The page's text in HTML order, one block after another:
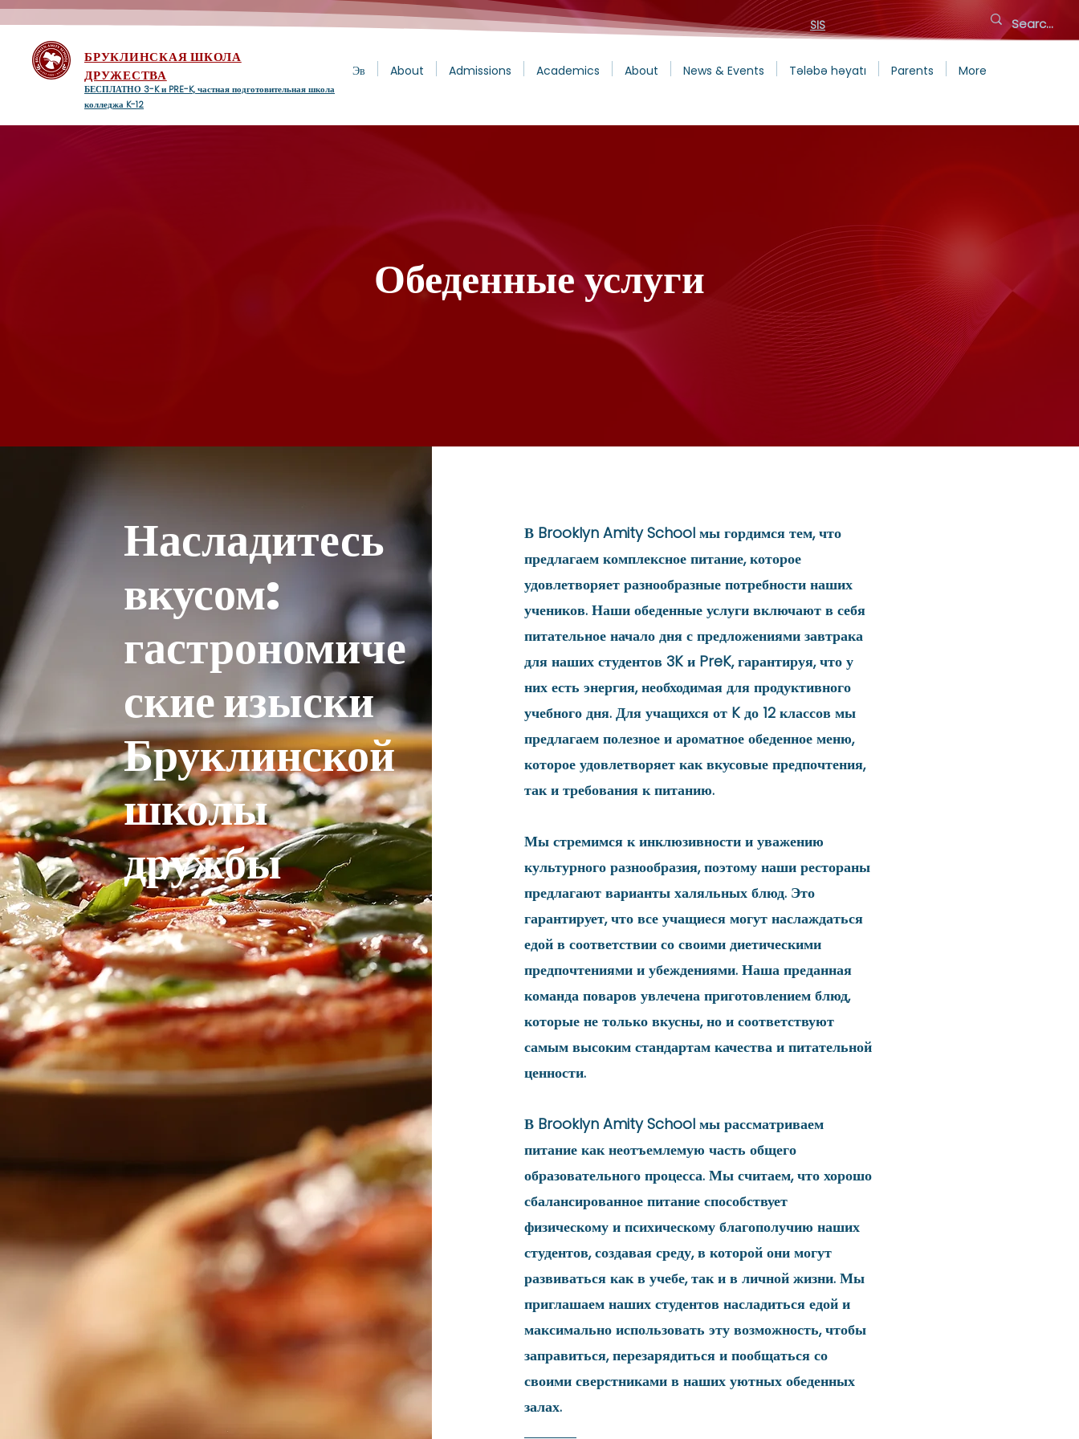
SIS
БРУКЛИНСКАЯ ШКОЛА
ДРУЖЕСТВА
БЕСПЛАТНО 3-K и PRE-K, частная подготовительная школа
колледжа K-12
Эв About Admissions Academics About News & Events Tələbə həyatı Parents More
Обеденные услуги
Насладитесь
вкусом:
гастрономиче
ские изыски
Бруклинской
школы
дружбы
В Brooklyn Amity School мы гордимся тем, что
предлагаем комплексное питание, которое
удовлетворяет разнообразные потребности наших
учеников. Наши обеденные услуги включают в себя
питательное начало дня с предложениями завтрака
для наших студентов 3K и PreK, гарантируя, что у
них есть энергия, необходимая для продуктивного
учебного дня. Для учащихся от K до 12 классов мы
предлагаем полезное и ароматное обеденное меню,
которое удовлетворяет как вкусовые предпочтения,
так и требования к питанию.
Мы стремимся к инклюзивности и уважению
культурного разнообразия, поэтому наши рестораны
предлагают варианты халяльных блюд. Это
гарантирует, что все учащиеся могут наслаждаться
едой в соответствии со своими диетическими
предпочтениями и убеждениями. Наша преданная
команда поваров увлечена приготовлением блюд,
которые не только вкусны, но и соответствуют
самым высоким стандартам качества и питательной
ценности.
В Brooklyn Amity School мы рассматриваем
питание как неотъемлемую часть общего
образовательного процесса. Мы считаем, что хорошо
сбалансированное питание способствует
физическому и психическому благополучию наших
студентов, создавая среду, в которой они могут
развиваться как в учебе, так и в личной жизни. Мы
приглашаем наших студентов насладиться едой и
максимально использовать эту возможность, чтобы
заправиться, перезарядиться и пообщаться со
своими сверстниками в наших уютных обеденных
залах.